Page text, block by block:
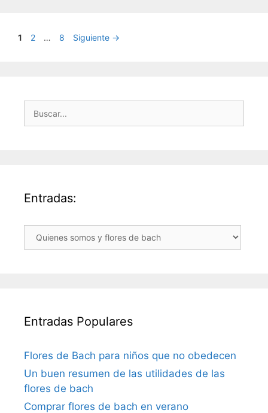
Página
1 Página
2 … Página
8 Siguiente →
Entradas:
Entradas:
Entradas Populares
Flores de Bach para niños que no obedecen
Un buen resumen de las utilidades de las
flores de bach
Comprar flores de bach en verano